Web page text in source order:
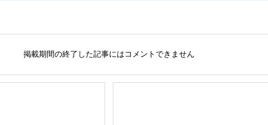
掲載期間の終了した記事にはコメントできません